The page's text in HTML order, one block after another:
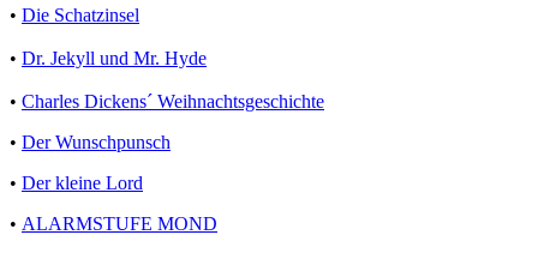
• Die Schatzinsel
• Dr. Jekyll und Mr. Hyde
• Charles Dickens´ Weihnachtsgeschichte
• Der Wunschpunsch
• Der kleine Lord
• ALARMSTUFE MOND